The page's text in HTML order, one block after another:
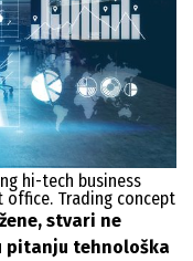
hi-tech business
office. Trading concept
stvari ne
pitanju tehnološka